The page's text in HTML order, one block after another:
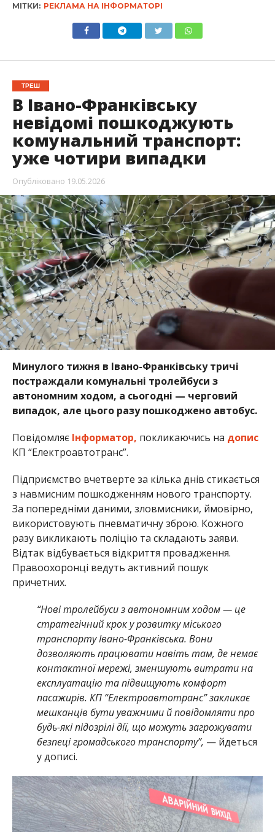
МІТКИ: РЕКЛАМА НА ІНФОРМАТОРІ
ТРЕШ
В Івано-Франківську
невідомі пошкоджують
комунальний транспорт:
уже чотири випадки
Опубліковано 19.05.2026
Минулого тижня в Івано-Франківську тричі
постраждали комунальні тролейбуси з
автономним ходом, а сьогодні — черговий
випадок, але цього разу пошкоджено автобус.
Повідомляє Інформатор, покликаючись на допис
КП “Електроавтотранс”.
Підприємство вчетверте за кілька днів стикається
з навмисним пошкодженням нового транспорту.
За попередніми даними, зловмисники, ймовірно,
використовують пневматичну зброю. Кожного
разу викликають поліцію та складають заяви.
Відтак відбувається відкриття провадження.
Правоохоронці ведуть активний пошук
причетних.
“Нові тролейбуси з автономним ходом — це
стратегічний крок у розвитку міського
транспорту Івано-Франківська. Вони
дозволяють працювати навіть там, де немає
контактної мережі, зменшують витрати на
експлуатацію та підвищують комфорт
пасажирів. КП “Електроавтотранс” закликає
мешканців бути уважними й повідомляти про
будь-які підозрілі дії, що можуть загрожувати
безпеці громадського транспорту”, — йдеться
у дописі.